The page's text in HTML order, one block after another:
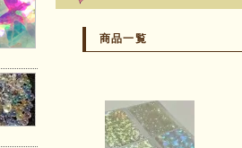
商品一覧